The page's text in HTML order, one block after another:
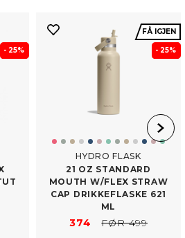
- 25%
FÅ IGJEN
- 25%
HYDRO FLASK
21 OZ STANDARD
MOUTH W/​FLEX STRAW
CAP DRIKKEFLASKE 621
ML
374 FØR 499